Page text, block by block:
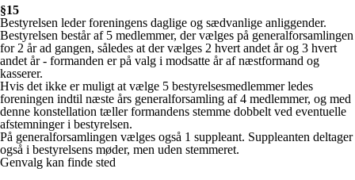
§15
Bestyrelsen leder foreningens daglige og sædvanlige anliggender.
Bestyrelsen består af 5 medlemmer, der vælges på generalforsamlingen
for 2 år ad gangen, således at der vælges 2 hvert andet år og 3 hvert
andet år - formanden er på valg i modsatte år af næstformand og
kasserer.
Hvis det ikke er muligt at vælge 5 bestyrelsesmedlemmer ledes
foreningen indtil næste års generalforsamling af 4 medlemmer, og med
denne konstellation tæller formandens stemme dobbelt ved eventuelle
afstemninger i bestyrelsen.
På generalforsamlingen vælges også 1 suppleant. Suppleanten deltager
også i bestyrelsens møder, men uden stemmeret.
Genvalg kan finde sted